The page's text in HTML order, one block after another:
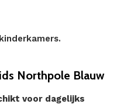
Northpole Blauw
voor dagelijks